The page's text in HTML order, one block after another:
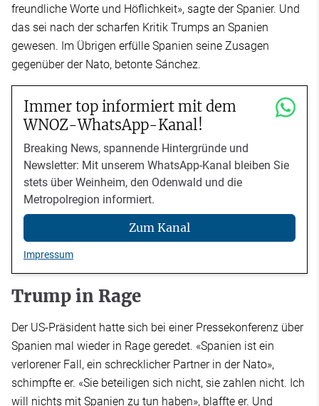
freundliche Worte und Höflichkeit», sagte der Spanier. Und
das sei nach der scharfen Kritik Trumps an Spanien
gewesen. Im Übrigen erfülle Spanien seine Zusagen
gegenüber der Nato, betonte Sánchez.
Immer top informiert mit dem
WNOZ-WhatsApp-Kanal!
Breaking News, spannende Hintergründe und
Newsletter: Mit unserem WhatsApp-Kanal bleiben Sie
stets über Weinheim, den Odenwald und die
Metropolregion informiert.
Zum Kanal
Impressum
Trump in Rage
Der US-Präsident hatte sich bei einer Pressekonferenz über
Spanien mal wieder in Rage geredet. «Spanien ist ein
verlorener Fall, ein schrecklicher Partner in der Nato»,
schimpfte er. «Sie beteiligen sich nicht, sie zahlen nicht. Ich
will nichts mit Spanien zu tun haben», blaffte er. Und